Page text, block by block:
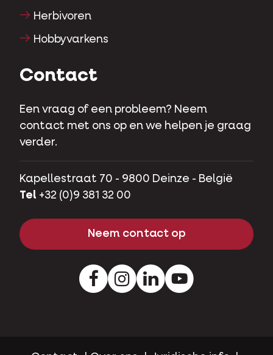
Herbivoren
Hobbyvarkens
Contact
Een vraag of een probleem? Neem
contact met ons op en we helpen je graag
verder.
Kapellestraat 70 - 9800 Deinze - België
Tel +32 (0)9 381 32 00
Neem contact op
FacebookInstagramLinkedInYoutube